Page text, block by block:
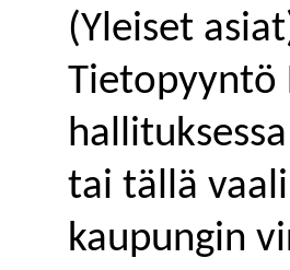
(Yleiset
Tietopyyntö
tai tällä
kaupungin